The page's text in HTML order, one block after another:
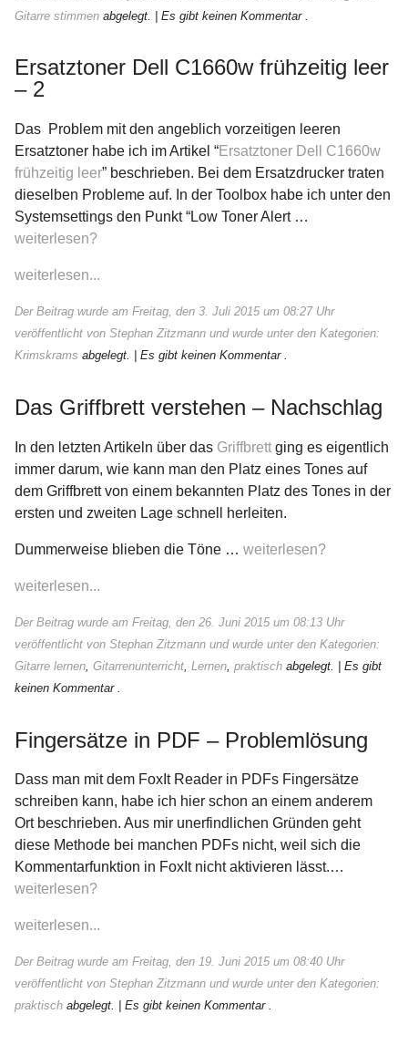
Gitarre stimmen abgelegt. | Es gibt keinen Kommentar .
Ersatztoner Dell C1660w frühzeitig leer
– 2
Das Problem mit den angeblich vorzeitigen leeren
Ersatztoner habe ich im Artikel “Ersatztoner Dell C1660w
frühzeitig leer” beschrieben. Bei dem Ersatzdrucker traten
dieselben Probleme auf. In der Toolbox habe ich unter den
Systemsettings den Punkt “Low Toner Alert …
weiterlesen?
weiterlesen...
Der Beitrag wurde am Freitag, den 3. Juli 2015 um 08:27 Uhr
veröffentlicht von Stephan Zitzmann und wurde unter den Kategorien:
Krimskrams abgelegt. | Es gibt keinen Kommentar .
Das Griffbrett verstehen – Nachschlag
In den letzten Artikeln über das Griffbrett ging es eigentlich
immer darum, wie kann man den Platz eines Tones auf
dem Griffbrett von einem bekannten Platz des Tones in der
ersten und zweiten Lage schnell herleiten.
Dummerweise blieben die Töne … weiterlesen?
weiterlesen...
Der Beitrag wurde am Freitag, den 26. Juni 2015 um 08:13 Uhr
veröffentlicht von Stephan Zitzmann und wurde unter den Kategorien:
Gitarre lernen Gitarrenunterricht Lernen praktisch abgelegt.
| Es gibt
keinen Kommentar .
Fingersätze in PDF – Problemlösung
Dass man mit dem FoxIt Reader in PDFs Fingersätze
schreiben kann, habe ich hier schon an einem anderem
Ort beschrieben. Aus mir unerfindlichen Gründen geht
diese Methode bei manchen PDFs nicht, weil sich die
Kommentarfunktion in FoxIt nicht aktivieren lässt.…
weiterlesen?
weiterlesen...
Der Beitrag wurde am Freitag, den 19. Juni 2015 um 08:40 Uhr
veröffentlicht von Stephan Zitzmann und wurde unter den Kategorien:
praktisch abgelegt. | Es gibt keinen Kommentar .